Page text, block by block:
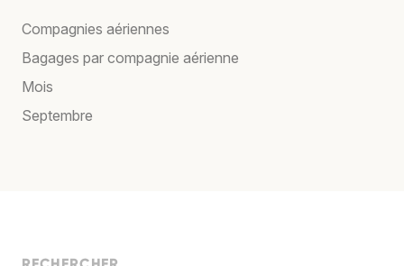
Compagnies aériennes
Bagages par compagnie aérienne
Mois
Septembre